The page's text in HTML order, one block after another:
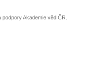
Akademie věd ČR.